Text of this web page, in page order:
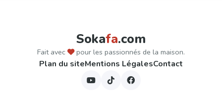
Sokafa.com
Fait avec pour les passionnés de la maison.
Plan du siteMentions LégalesContact